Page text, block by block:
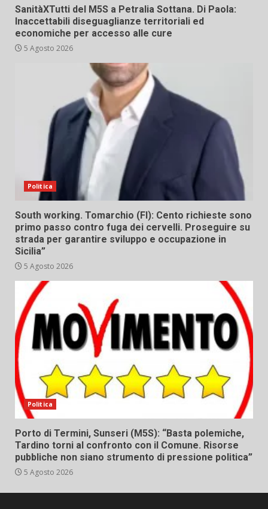
SanitàXTutti del M5S a Petralia Sottana. Di Paola:
Inaccettabili diseguaglianze territoriali ed
economiche per accesso alle cure
5 Agosto 2026
Politica
South working. Tomarchio (FI): Cento richieste sono
primo passo contro fuga dei cervelli. Proseguire su
strada per garantire sviluppo e occupazione in
Sicilia”
5 Agosto 2026
Politica
Porto di Termini, Sunseri (M5S): “Basta polemiche,
Tardino torni al confronto con il Comune. Risorse
pubbliche non siano strumento di pressione politica”
5 Agosto 2026